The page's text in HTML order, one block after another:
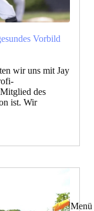
Menü
Vorbild
wir uns mit Jay
des
ist. Wir